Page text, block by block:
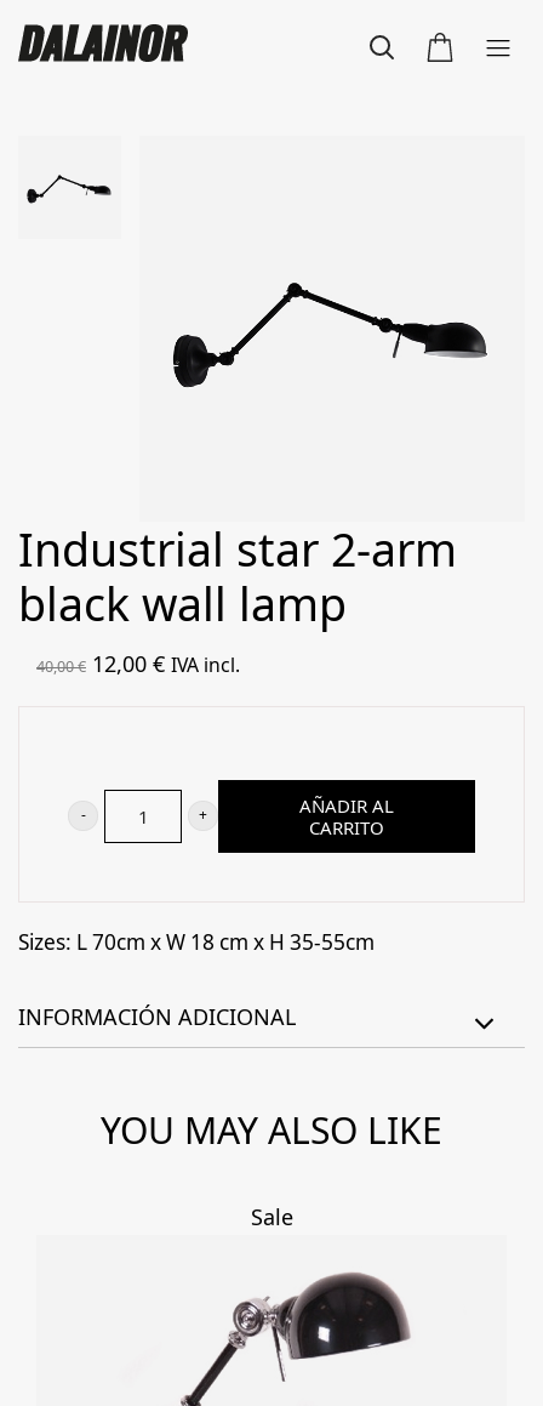
Industrial star 2-arm
black wall lamp
40,00€ El
precio
12,00 €ElIVA incl.
Industrial
arm
wall
lamp
AÑADIR AL
CARRITO
Sizes: L 70cm x W 18 cm x H 35-55cm
INFORMACIÓN ADICIONAL
YOU MAY ALSO LIKE
Sale